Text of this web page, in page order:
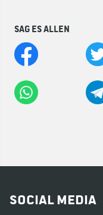
Sag es allen
Social Media